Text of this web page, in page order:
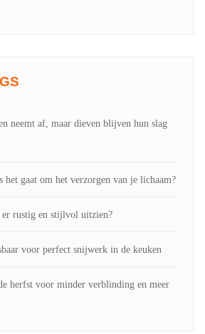
neemt af, maar dieven blijven hun slag
het gaat om het verzorgen van je lichaam?
er rustig en stijlvol uitzien?
voor perfect snijwerk in de keuken
herfst voor minder verblinding en meer